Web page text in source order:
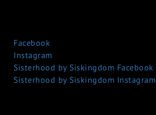
Facebook
Instagram
Sisterhood by Siskingdom Facebook
Sisterhood by Siskingdom Instagram